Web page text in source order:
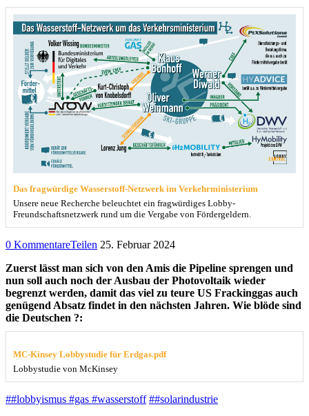
Das fragwürdige Wasserstoff-Netzwerk im Verkehrministerium
Unsere neue Recherche beleuchtet ein fragwürdiges Lobby-
Freundschaftsnetzwerk rund um die Vergabe von Fördergeldern.
0 KommentareTeilen 25. Februar 2024
Zuerst lässt man sich von den Amis die Pipeline sprengen und
nun soll auch noch der Ausbau der Photovoltaik wieder
begrenzt werden, damit das viel zu teure US Frackinggas auch
genügend Absatz findet in den nächsten Jahren. Wie blöde sind
die Deutschen ?:
MC-Kinsey Lobbystudie für Erdgas.pdf
Lobbystudie von McKinsey
##lobbyismus #gas #wasserstoff ##solarindustrie